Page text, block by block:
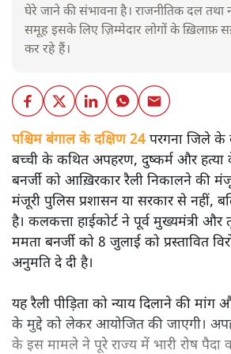
घेरे जाने की संभावना है। राजनीतिक दल
समूह इसके लिए ज़िम्मेदार लोगों के ख़िलाफ़
कर रहे हैं।
पश्चिम बंगाल के दक्षिण 24 परगना जिले के
बच्ची के कथित अपहरण, दुष्कर्म और
बनर्जी को आख़िरकार रैली निकालने की
मंजूरी पुलिस प्रशासन या सरकार से नहीं,
है। कलकत्ता हाईकोर्ट ने पूर्व मुख्यमंत्री
ममता बनर्जी को 8 जुलाई को प्रस्तावित
अनुमति दे दी है।
यह रैली पीड़िता को न्याय दिलाने की मांग
के मुद्दे को लेकर आयोजित की जाएगी।
के इस मामले ने पूरे राज्य में भारी रोष पैदा